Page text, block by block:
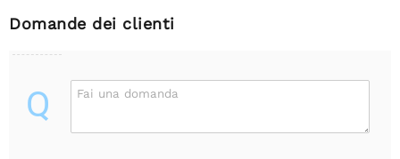
Domande dei clienti
Q Fai una domanda